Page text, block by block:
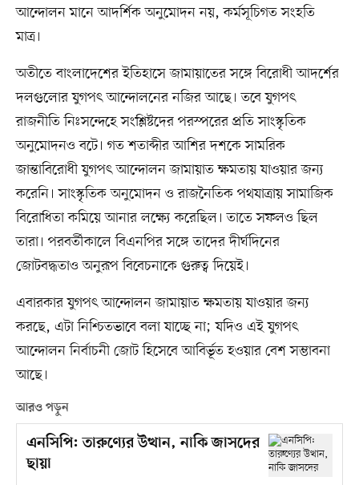
আন্দোলন মানে আদর্শিক অনুমোদন নয়, কর্মসূচিগত সংহতি
মাত্র।
অতীতে বাংলাদেশের ইতিহাসে জামায়াতের সঙ্গে বিরোধী আদর্শের
দলগুলোর যুগপৎ আন্দোলনের নজির আছে। তবে যুগপৎ
রাজনীতি নিঃসন্দেহে সংশ্লিষ্টদের পরস্পরের প্রতি সাংস্কৃতিক
অনুমোদনও বটে। গত শতাব্দীর আশির দশকে সামরিক
জান্তাবিরোধী যুগপৎ আন্দোলন জামায়াত ক্ষমতায় যাওয়ার জন্য
করেনি। সাংস্কৃতিক অনুমোদন ও রাজনৈতিক পথযাত্রায় সামাজিক
বিরোধিতা কমিয়ে আনার লক্ষ্যে করেছিল। তাতে সফলও ছিল
তারা। পরবর্তীকালে বিএনপির সঙ্গে তাদের দীর্ঘদিনের
জোটবদ্ধতাও অনুরূপ বিবেচনাকে গুরুত্ব দিয়েই।
এবারকার যুগপৎ আন্দোলন জামায়াত ক্ষমতায় যাওয়ার জন্য
করছে, এটা নিশ্চিতভাবে বলা যাচ্ছে না; যদিও এই যুগপৎ
আন্দোলন নির্বাচনী জোট হিসেবে আবির্ভূত হওয়ার বেশ সম্ভাবনা
আছে।
আরও পড়ুন
এনসিপি: তারুণ্যের উত্থান, নাকি জাসদের
ছায়া